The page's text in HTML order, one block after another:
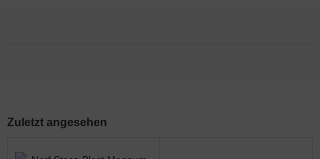
Zuletzt angesehen